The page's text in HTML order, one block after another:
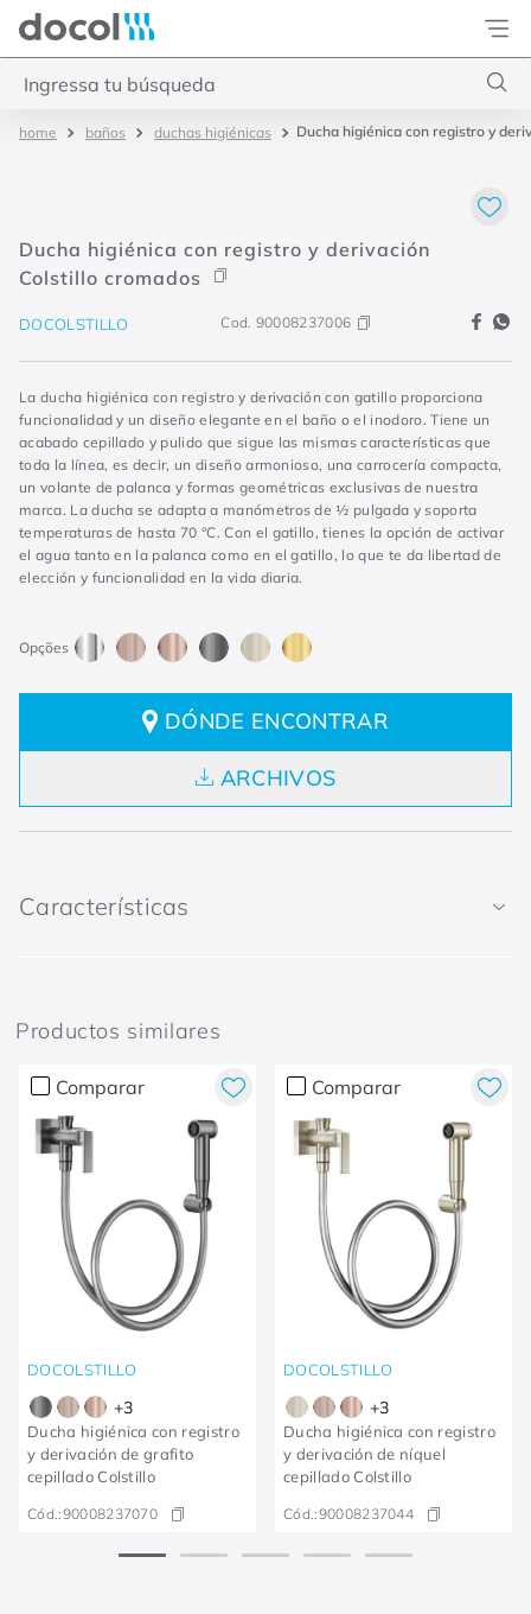
Docol
baños duchas higiénicas Ducha higiénica con registro y
Ducha higiénica con registro y derivación
Colstillo cromados
DOCOLSTILLO Cod. 90008237006
La ducha higiénica con registro y derivación con gatillo proporciona
funcionalidad y un diseño elegante en el baño o el inodoro. Tiene un
acabado cepillado y pulido que sigue las mismas características que
toda la línea, es decir, un diseño armonioso, una carrocería compacta,
un volante de palanca y formas geométricas exclusivas de nuestra
marca. La ducha se adapta a manómetros de ½ pulgada y soporta
temperaturas de hasta 70 °C. Con el gatillo, tienes la opción de activar
el agua tanto en la palanca como en el gatillo, lo que te da libertad de
elección y funcionalidad en la vida diaria.
DÓNDE ENCONTRAR
ARCHIVOS
Características
Productos similares
Comparar
DOCOLSTILLO
+3
Ducha higiénica con registro
y derivación de grafito
cepillado Colstillo
Cód.:90008237070
Comparar
DOCOLSTILLO
+3
Ducha higiénica con registro
y derivación de níquel
cepillado Colstillo
Cód.:90008237044
3 misturador